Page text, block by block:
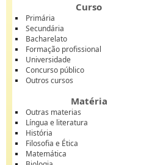
Curso
Primária
Secundária
Bacharelato
Formação profissional
Universidade
Concurso público
Outros cursos
Matéria
Outras materias
Língua e literatura
História
Filosofia e Ética
Matemática